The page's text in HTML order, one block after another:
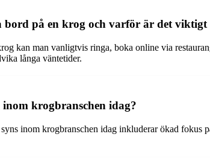
på en krog och varför är det viktigt
kan man vanligtvis ringa, boka online via
långa väntetider.
krogbranschen idag?
inom krogbranschen idag inkluderar ökad fokus